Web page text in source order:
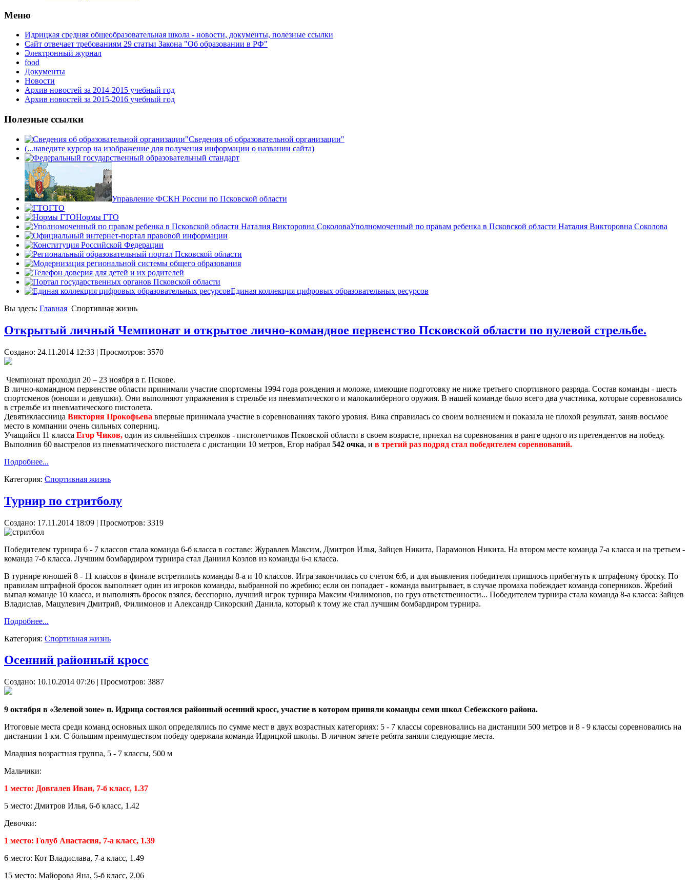
Мeню
Идрицкая средняя общеобразовательная школа - новости, документы, полезные ссылки
Сайт отвечает требованиям 29 cтатьи Закона "Об образовании в РФ"
Электронный журнал
food
Документы
Новости
Архив новостей за 2014-2015 учебный год
Архив новостей за 2015-2016 учебный год
Полезные ссылки
Сведения об образовательной организации"
(...наведите курсор на изображение для получения информации о названии сайта)
Управление ФСКН России по Псковской области
ГТО
Нормы ГТО
Уполномоченный по правам ребенка в Псковской области Наталия Викторовна Соколова
Единая коллекция цифровых образовательных ресурсов
Вы здесь: Главная Спортивная жизнь
Открытый личный Чемпионат и открытое лично-командное первенство Псковской области по пулевой стрельбе.
Создано: 24.11.2014 12:33 | Просмотров: 3570
Чемпионат проходил 20 – 23 ноября в г. Пскове.
В лично-командном первенстве области принимали участие спортсмены 1994 года рождения и моложе, имеющие подготовку не ниже третьего спортивного разряда. Состав команды - шесть
спортсменов (юноши и девушки). Они выполняют упражнения в стрельбе из пневматического и малокалиберного оружия. В нашей команде было всего два участника, которые соревновались
в стрельбе из пневматического пистолета.
Девятиклассница Виктория Прокофьева впервые принимала участие в соревнованиях такого уровня. Вика справилась со своим волнением и показала не плохой результат, заняв восьмое
место в компании очень сильных соперниц.
Учащийся 11 класса Егор Чиков, один из сильнейших стрелков - пистолетчиков Псковской области в своем возрасте, приехал на соревнования в ранге одного из претендентов на победу.
Выполнив 60 выстрелов из пневматического пистолета с дистанции 10 метров, Егор набрал 542 очка, и в третий раз подряд стал победителем соревнований.
Подробнее...
Категория: Спортивная жизнь
Турнир по стритболу
Создано: 17.11.2014 18:09 | Просмотров: 3319
Победителем турнира 6 - 7 классов стала команда 6-б класса в составе: Журавлев Максим, Дмитров Илья, Зайцев Никита, Парамонов Никита. На втором месте команда 7-а класса и на третьем -
команда 7-б класса. Лучшим бомбардиром турнира стал Даниил Козлов из команды 6-а класса.
В турнире юношей 8 - 11 классов в финале встретились команды 8-а и 10 классов. Игра закончилась со счетом 6:6, и для выявления победителя пришлось прибегнуть к штрафному броску. По
правилам штрафной бросок выполняет один из игроков команды, выбранной по жребию; если он попадает - команда выигрывает, в случае промаха побеждает команда соперников. Жребий
выпал команде 10 класса, и выполнять бросок взялся, бесспорно, лучший игрок турнира Максим Филимонов, но груз ответственности... Победителем турнира стала команда 8-а класса: Зайцев
Владислав, Мацулевич Дмитрий, Филимонов и Александр Сикорский Данила, который к тому же стал лучшим бомбардиром турнира.
Подробнее...
Категория: Спортивная жизнь
Осенний районный кросс
Создано: 10.10.2014 07:26 | Просмотров: 3887
9 октября в «Зеленой зоне» п. Идрица состоялся районный осенний кросс, участие в котором приняли команды семи школ Себежского района.
Итоговые места среди команд основных школ определялись по сумме мест в двух возрастных категориях: 5 - 7 классы соревновались на дистанции 500 метров и 8 - 9 классы соревновались на
дистанции 1 км. С большим преимуществом победу одержала команда Идрицкой школы. В личном зачете ребята заняли следующие места.
Младшая возрастная группа, 5 - 7 классы, 500 м
Мальчики:
1 место: Довгалев Иван, 7-б класс, 1.37
5 место: Дмитров Илья, 6-б класс, 1.42
Девочки:
1 место: Голуб Анастасия, 7-а класс, 1.39
6 место: Кот Владислава, 7-а класс, 1.49
15 место: Майорова Яна, 5-б класс, 2.06